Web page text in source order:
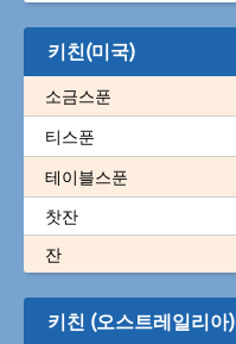
키친(미국)
소금스푼
티스푼
테이블스푼
찻잔
잔
키친 (오스트레일리아)